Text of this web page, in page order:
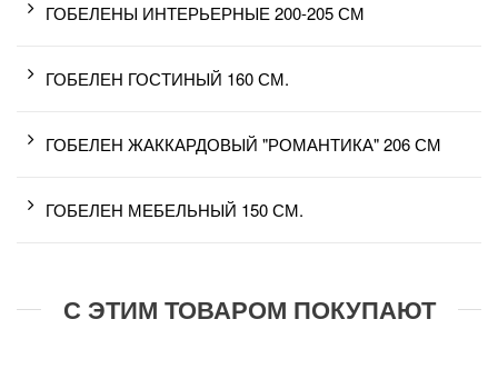
ГОБЕЛЕНЫ ИНТЕРЬЕРНЫЕ 200-205 СМ
ГОБЕЛЕН ГОСТИНЫЙ 160 СМ.
ГОБЕЛЕН ЖАККАРДОВЫЙ "РОМАНТИКА" 206 СМ
ГОБЕЛЕН МЕБЕЛЬНЫЙ 150 СМ.
С ЭТИМ ТОВАРОМ ПОКУПАЮТ